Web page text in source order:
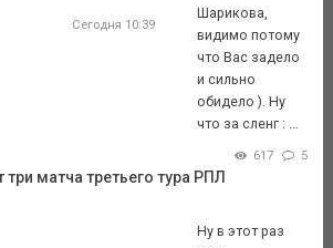
Сегодня 10:39
Шарикова,
видимо потому
что Вас задело
и сильно
обидело ). Ну
что за сленг : ...
617 5
матча третьего тура РПЛ
Ну в этот раз